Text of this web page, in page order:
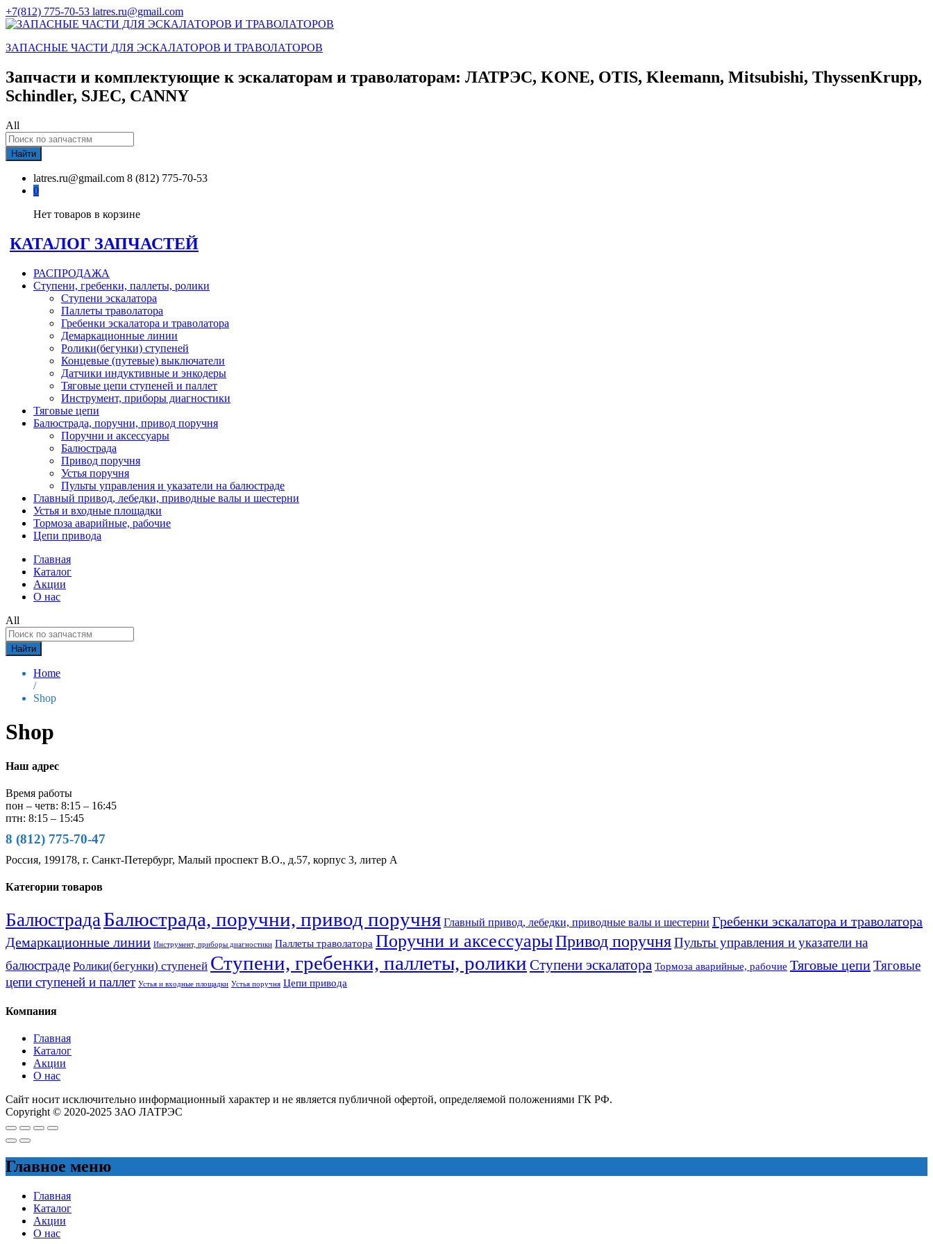
+7(812) 775-70-53 latres.ru@gmail.com
ЗАПАСНЫЕ ЧАСТИ ДЛЯ ЭСКАЛАТОРОВ И ТРАВОЛАТОРОВ
Запчасти и комплектующие к эскалаторам и траволаторам: ЛАТРЭС, KONE, OTIS, Kleemann, Mitsubishi, ThyssenKrupp,
Schindler, SJEC, CANNY
All
Найти
latres.ru@gmail.com 8 (812) 775-70-53
0
Нет товаров в корзине
КАТАЛОГ ЗАПЧАСТЕЙ
РАСПРОДАЖА
Ступени, гребенки, паллеты, ролики
Ступени эскалатора
Паллеты траволатора
Гребенки эскалатора и траволатора
Демаркационные линии
Ролики(бегунки) ступеней
Концевые (путевые) выключатели
Датчики индуктивные и энкодеры
Тяговые цепи ступеней и паллет
Инструмент, приборы диагностики
Тяговые цепи
Балюстрада, поручни, привод поручня
Поручни и аксессуары
Балюстрада
Привод поручня
Устья поручня
Пульты управления и указатели на балюстраде
Главный привод, лебедки, приводные валы и шестерни
Устья и входные площадки
Тормоза аварийные, рабочие
Цепи привода
Главная
Каталог
Акции
О нас
All
Найти
Home
/
Shop
Shop
Наш адрес
Время работы
пон – четв: 8:15 – 16:45
птн: 8:15 – 15:45
8 (812) 775-70-47
Россия, 199178, г. Санкт-Петербург, Малый проспект В.О., д.57, корпус 3, литер А
Категории товаров
БалюстрадаБалюстрада, поручни, привод поручня Главный привод, лебедки, приводные валы и шестерни Гребенки эскалатора и траволатора
Демаркационные линии Инструмент, приборы диагностики Паллеты траволатора Поручни и аксессуарыПривод поручняПульты управления и указатели на
балюстраде Ролики(бегунки) ступеней Ступени, гребенки, паллеты, ролики Ступени эскалатора Тормоза аварийные, рабочие Тяговые цепиТяговые
цепи ступеней и паллет Устья и входные площадки Устья поручня Цепи привода
Компания
Главная
Каталог
Акции
О нас
Сайт носит исключительно информационный характер и не является публичной офертой, определяемой положениями ГК РФ.
Copyright © 2020-2025 ЗАО ЛАТРЭС
Главное меню
Главная
Каталог
Акции
О нас